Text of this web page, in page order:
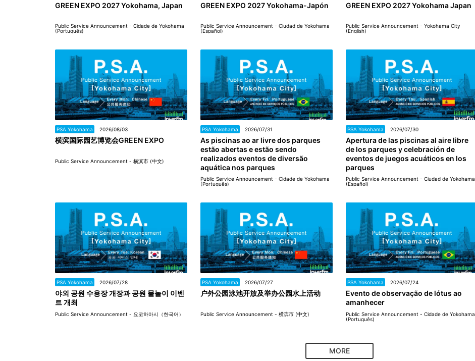
GREEN EXPO 2027 Yokohama, Japan
Public Service Announcement - Cidade de Yokohama
(Português)
GREEN EXPO 2027 Yokohama-Japón
Public Service Announcement - Ciudad de Yokohama
(Español)
GREEN EXPO 2027 Yokohama Japan
Public Service Announcement - Yokohama City
(English)
PSA Yokohama 2026/08/03
横滨国际园艺博览会GREEN EXPO
Public Service Announcement - 横滨市 (中文)
PSA Yokohama 2026/07/31
As piscinas ao ar livre dos parques
estão abertas e estão sendo
realizados eventos de diversão
aquática nos parques
Public Service Announcement - Cidade de Yokohama
(Português)
PSA Yokohama 2026/07/30
Apertura de las piscinas al aire libre
de los parques y celebración de
eventos de juegos acuáticos en los
parques
Public Service Announcement - Ciudad de Yokohama
(Español)
PSA Yokohama 2026/07/28
야외 공원 수용장 개장과 공원 물놀이 이벤
트 개최
Public Service Announcement - 요코하마시（한국어）
PSA Yokohama 2026/07/27
户外公园泳池开放及举办公园水上活动
Public Service Announcement - 横滨市 (中文)
PSA Yokohama 2026/07/24
Evento de observação de lótus ao
amanhecer
Public Service Announcement - Cidade de Yokohama
(Português)
MORE